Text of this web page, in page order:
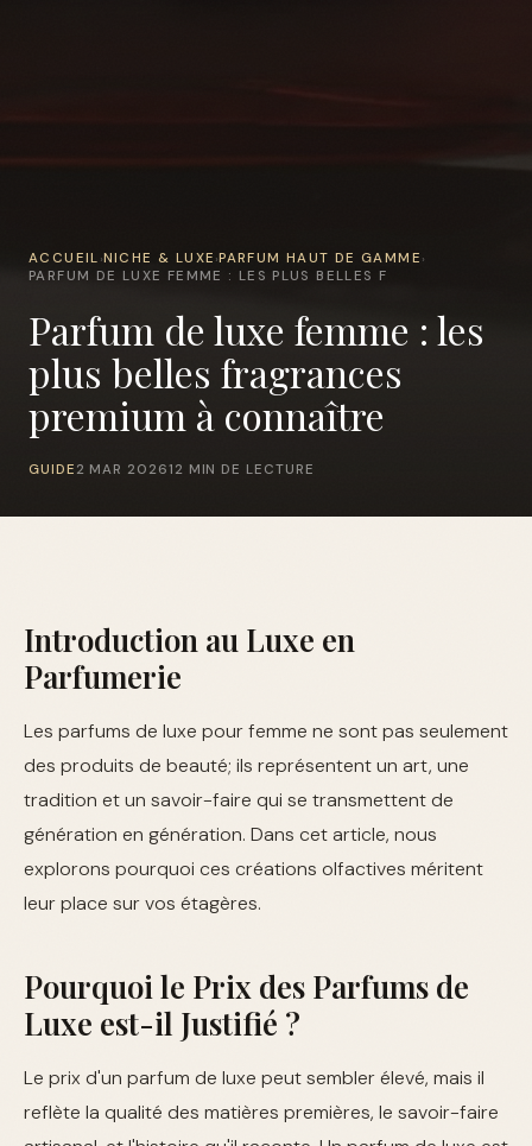
ACCUEIL ›NICHE & LUXE ›PARFUM HAUT DE GAMME ›
PARFUM DE LUXE FEMME : LES PLUS BELLES F
Parfum de luxe femme : les
plus belles fragrances
premium à connaître
GUIDE 2 MAR 202612 MIN DE LECTURE
Introduction au Luxe en
Parfumerie
Les parfums de luxe pour femme ne sont pas seulement
des produits de beauté; ils représentent un art, une
tradition et un savoir-faire qui se transmettent de
génération en génération. Dans cet article, nous
explorons pourquoi ces créations olfactives méritent
leur place sur vos étagères.
Pourquoi le Prix des Parfums de
Luxe est-il Justifié ?
Le prix d'un parfum de luxe peut sembler élevé, mais il
reflète la qualité des matières premières, le savoir-faire